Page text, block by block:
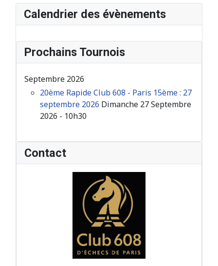
Calendrier des évènements
Prochains Tournois
Septembre 2026
20ème Rapide Club 608 - Paris 15ème : 27
septembre 2026 Dimanche 27 Septembre
2026 - 10h30
Contact